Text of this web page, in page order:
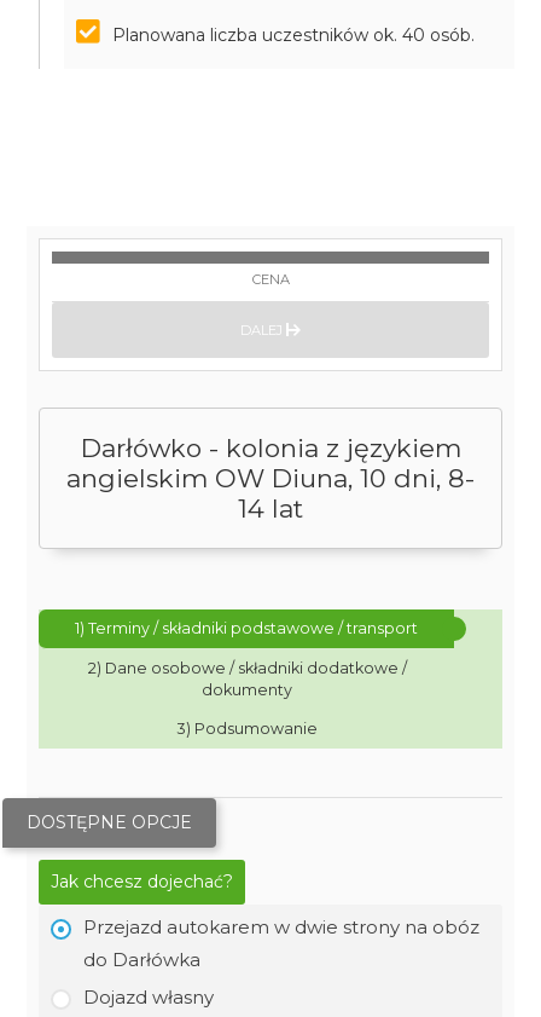
Planowana liczba uczestników ok. 40 osób.
Darłówko - kolonia z językiem
angielskim OW Diuna, 10 dni, 8-
14 lat
1) Terminy / składniki podstawowe / transport
2) Dane osobowe / składniki dodatkowe /
dokumenty
3) Podsumowanie
DOSTĘPNE OPCJE
Jak chcesz dojechać?
Przejazd autokarem w dwie strony na obóz
do Darłówka
Dojazd własny
CENA
DALEJ